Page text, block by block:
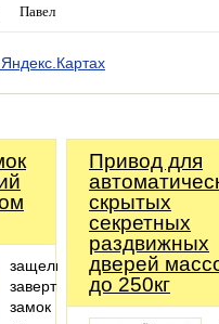
Павел
защелка
завертка
замок
Привод для
скрытых
секретных
раздвижных
дверей
до 250кг